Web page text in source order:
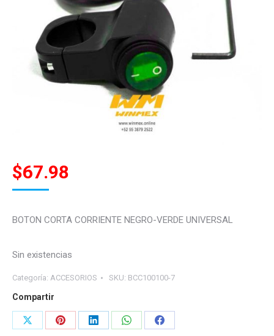
$67.98
BOTON CORTA CORRIENTE NEGRO-VERDE UNIVERSAL
Sin existencias
Categoría: ACCESORIOS SKU: BCC100100-7
Compartir
Share
Share
Share
Share
Share